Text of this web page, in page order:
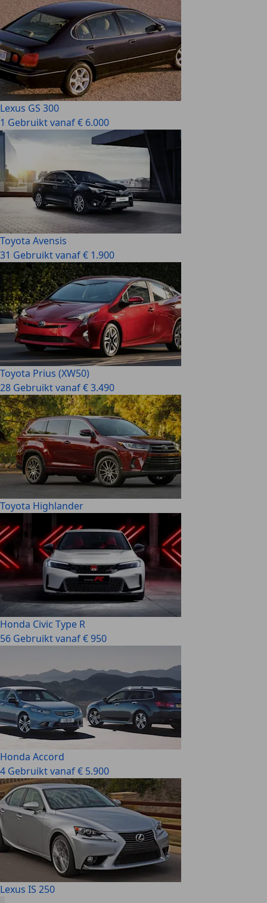
Lexus GS 300
1 Gebruikt vanaf € 6.000
Toyota Avensis
31 Gebruikt vanaf € 1.900
Toyota Prius (XW50)
28 Gebruikt vanaf € 3.490
Toyota Highlander
Honda Civic Type R
56 Gebruikt vanaf € 950
Honda Accord
4 Gebruikt vanaf € 5.900
Lexus IS 250